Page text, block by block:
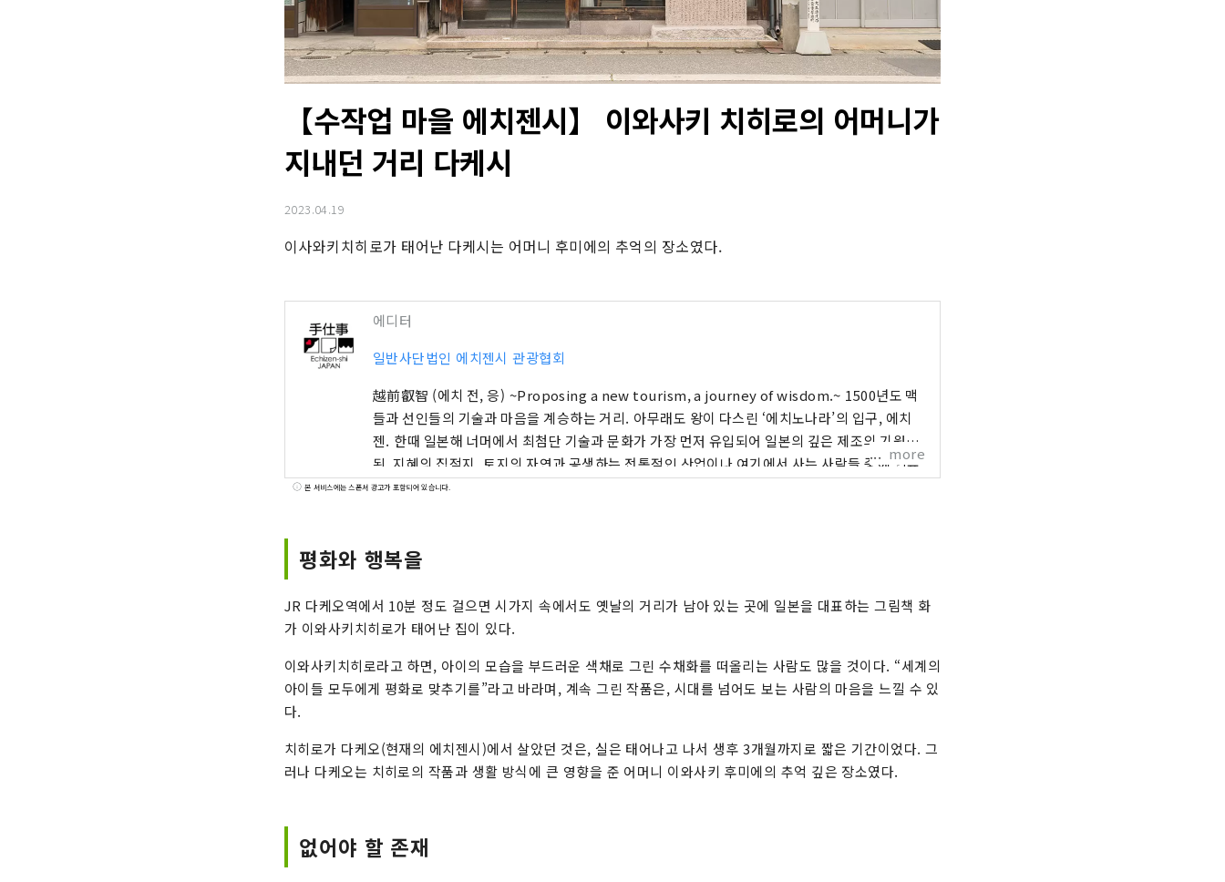
【수작업 마을 에치젠시】 이와사키 치히로의 어머니가
지내던 거리 다케시
2023.04.19
이사와키치히로가 태어난 다케시는 어머니 후미에의 추억의 장소였다.
에디터
일반사단법인 에치젠시 관광협회
越前叡智 (에치 전, 응) ~Proposing a new tourism, a journey of wisdom.~ 1500년도 맥
들과 선인들의 기술과 마음을 계승하는 거리. 아무래도 왕이 다스린 ‘에치노나라’의 입구, 에치
젠. 한때 일본해 너머에서 최첨단 기술과 문화가 가장 먼저 유입되어 일본의 깊은 제조의 기원이
된, 지혜의 집적지. 토지의 자연과 공생하는 전통적인 산업이나 여기에서 사는 사람들 중에 인류
가 다음 1000년에 종사해 나가고 싶은 보편의 지혜가 숨쉬고 있습니다. 지금 이 땅에서, 국경이
more
본 서비스에는 스폰서 광고가 포함되어 있습니다.
평화와 행복을
JR 다케오역에서 10분 정도 걸으면 시가지 속에서도 옛날의 거리가 남아 있는 곳에 일본을 대표하는 그림책 화
가 이와사키치히로가 태어난 집이 있다.
이와사키치히로라고 하면, 아이의 모습을 부드러운 색채로 그린 수채화를 떠올리는 사람도 많을 것이다. “세계의
아이들 모두에게 평화로 맞추기를”라고 바라며, 계속 그린 작품은, 시대를 넘어도 보는 사람의 마음을 느낄 수 있
다.
치히로가 다케오(현재의 에치젠시)에서 살았던 것은, 실은 태어나고 나서 생후 3개월까지로 짧은 기간이었다. 그
러나 다케오는 치히로의 작품과 생활 방식에 큰 영향을 준 어머니 이와사키 후미에의 추억 깊은 장소였다.
없어야 할 존재